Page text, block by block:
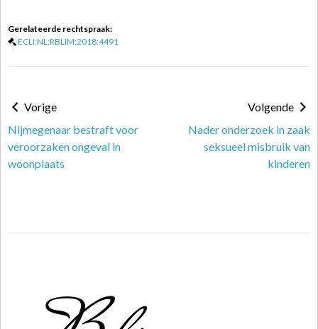
Gerelateerde rechtspraak:
ECLI:NL:RBLIM:2018:4491
Vorige
Nijmegenaar bestraft voor
veroorzaken ongeval in
woonplaats
Volgende
Nader onderzoek in zaak
seksueel misbruik van
kinderen